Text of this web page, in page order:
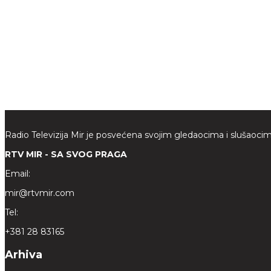
Radio Televizija Mir je posvećena svojim gledaocima i
RTV MIR - SA SVOG PRAGA
Email:
mir@rtvmir.com
Tel:
+381 28 83165
Arhiva